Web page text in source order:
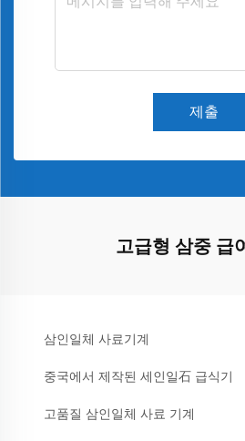
제출
고급형 삼중 급
삼인일체 사료기계
중국에서 제작된 세인일石 급식기
고품질 삼인일체 사료 기계